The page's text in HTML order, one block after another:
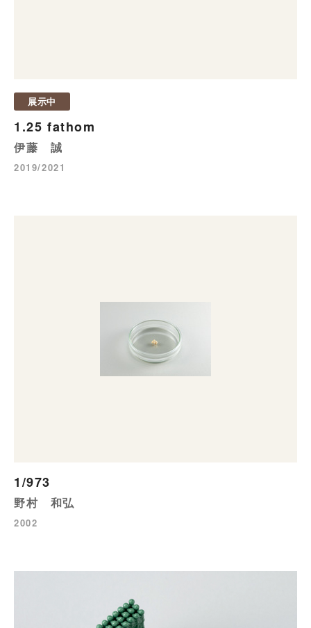
展示中
1.25 fathom
伊藤 誠
2019/2021
1/973
野村 和弘
2002